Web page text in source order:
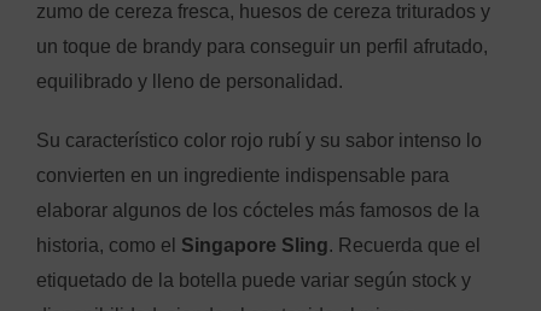
zumo de cereza fresca, huesos de cereza triturados y
un toque de brandy para conseguir un perfil afrutado,
equilibrado y lleno de personalidad.
Su característico color rojo rubí y su sabor intenso lo
convierten en un ingrediente indispensable para
elaborar algunos de los cócteles más famosos de la
historia, como el Singapore Sling. Recuerda que el
etiquetado de la botella puede variar según stock y